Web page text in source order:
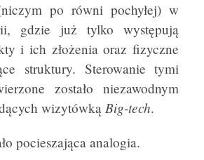
po równi pochyłej) w
gdzie już tylko występują
i ich złożenia oraz fizyczne
struktury. Sterowanie tymi
zostało niezawodnym
wizytówką Big-tech.
pocieszająca analogia.